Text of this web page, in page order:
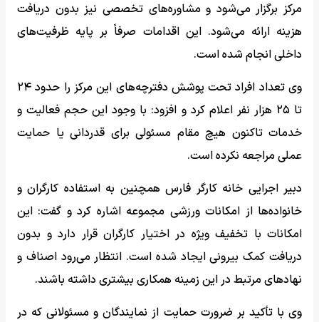
مرکز برگزار می‌شود و مشاوره‌های تخصصی نیز بدون دریافت
هزینه ارائه می‌شود. این اقدامات صرفاً بر پایه ظرفیت‌های
داخلی انجام شده است.
وی تعداد افراد تحت پوشش دفترچه‌های این مرکز را حدود ۲۴
تا ۲۵ هزار نفر اعلام کرد و افزود: با وجود این حجم فعالیت و
خدمات تاکنون هیچ مقام مسئولی برای قدردانی یا حمایت
عملی مراجعه نکرده است.
دبیر اجرایی خانه کارگر فارس همچنین به استفاده کارگران و
خانواده‌ها از امکانات ورزشی مجموعه اشاره کرد و گفت: این
امکانات با تخفیف ویژه در اختیار کارگران قرار دارد و بدون
دریافت کمک بیرونی ایجاد شده است. انتظار می‌رود اصناف و
نهادهای مرتبط در این زمینه همکاری بیشتری داشته باشند.
وی با تأکید بر ضرورت حمایت از نمایندگان و مسئولانی که در